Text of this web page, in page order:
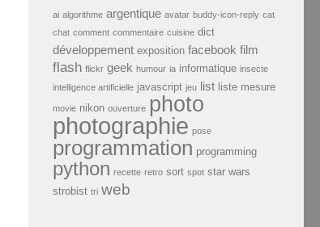
ai algorithme argentique avatar buddy-icon-reply cat
chat comment commentaire cuisine dict
développement exposition facebook film
flash flickr geek humour ia informatique insecte
intelligence artificielle javascript jeu list liste mesure
movie nikon ouverture photo
photographie pose
programmation programming
python recette retro sort spot star wars
strobist tri web